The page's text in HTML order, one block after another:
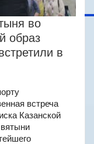
во
образ
в
встреча
Казанской